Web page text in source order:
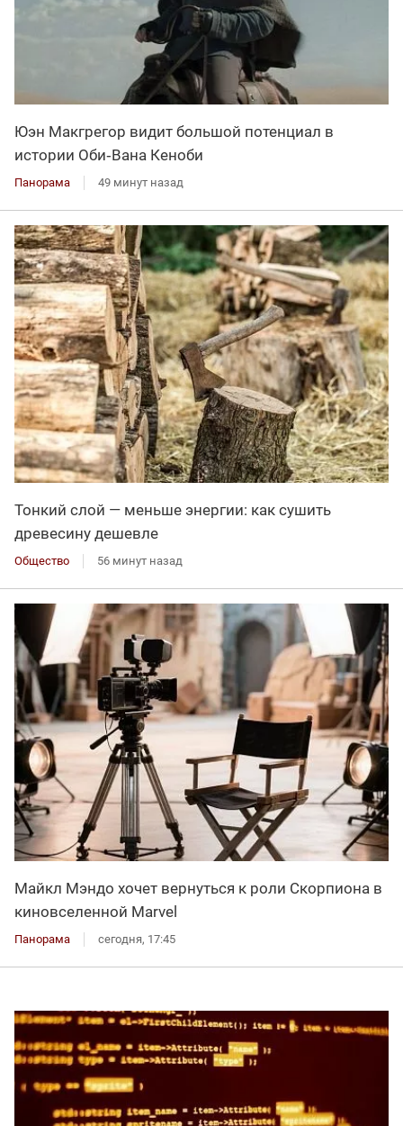
Юэн Макгрегор видит большой потенциал в
истории Оби‑Вана Кеноби
Панорама 49 минут назад
Тонкий слой — меньше энергии: как сушить
древесину дешевле
Общество 56 минут назад
Майкл Мэндо хочет вернуться к роли Скорпиона в
киновселенной Marvel
Панорама сегодня, 17:45